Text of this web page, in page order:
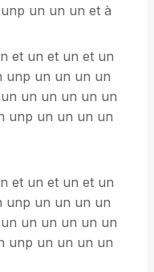
un un un et à
et un et un et un
unp un un un un
un un un un un
unp un un un un
et un et un et un
unp un un un un
un un un un un
unp un un un un